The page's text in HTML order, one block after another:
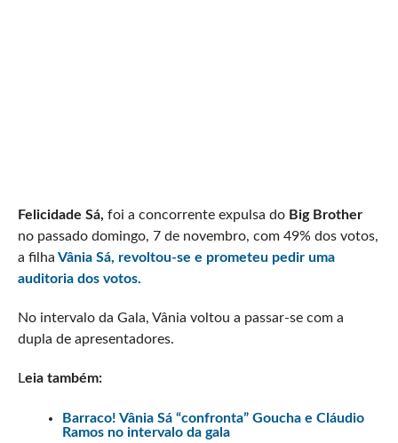
Felicidade Sá, foi a concorrente expulsa do Big Brother
no passado domingo, 7 de novembro, com 49% dos votos,
a filha Vânia Sá, revoltou-se e prometeu pedir uma
auditoria dos votos.
No intervalo da Gala, Vânia voltou a passar-se com a
dupla de apresentadores.
Leia também:
Barraco! Vânia Sá “confronta” Goucha e Cláudio
Ramos no intervalo da gala